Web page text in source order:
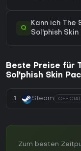
Q
Kann ich
Sol'phish
Beste Preise für
Sol'phish Skin
1 Steam OFFICIAL
Zum besten